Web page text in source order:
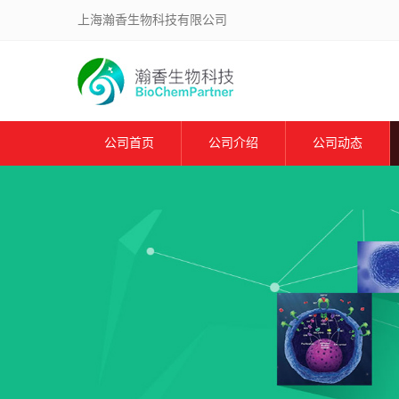
上海瀚香生物科技有限公司
公司首页 公司介绍 公司动态